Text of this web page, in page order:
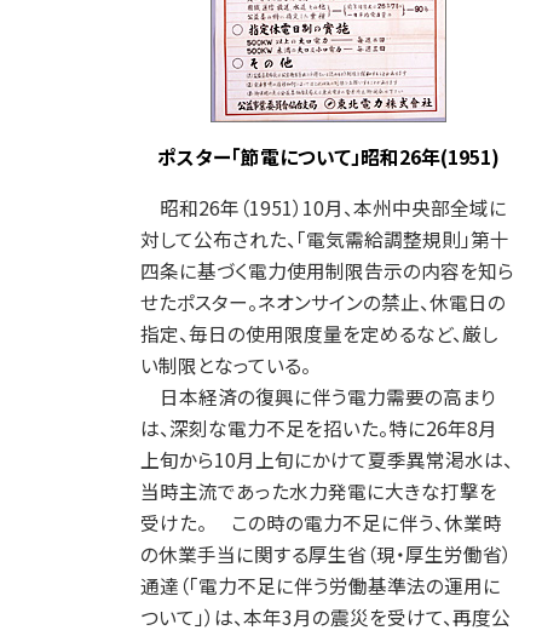
ポスター「節電について」昭和26年(1951)
昭和26年（1951）10月、本州中央部全域に
対して公布された、「電気需給調整規則」第十
四条に基づく電力使用制限告示の内容を知ら
せたポスター。ネオンサインの禁止、休電日の
指定、毎日の使用限度量を定めるなど、厳し
い制限となっている。
日本経済の復興に伴う電力需要の高まり
は、深刻な電力不足を招いた。特に26年8月
上旬から10月上旬にかけて夏季異常渇水は、
当時主流であった水力発電に大きな打撃を
受けた。 この時の電力不足に伴う、休業時
の休業手当に関する厚生省（現・厚生労働省）
通達（「電力不足に伴う労働基準法の運用に
ついて」）は、本年3月の震災を受けて、再度公